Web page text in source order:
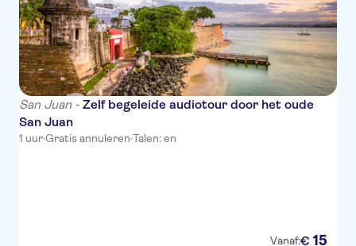
San Juan -Zelf begeleide audiotour door het oude
San Juan
1 uur·Gratis annuleren·Talen: en
Vanaf:€ 15